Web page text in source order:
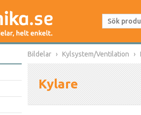
Bildelar Kylsystem/Ventilation
Kylare